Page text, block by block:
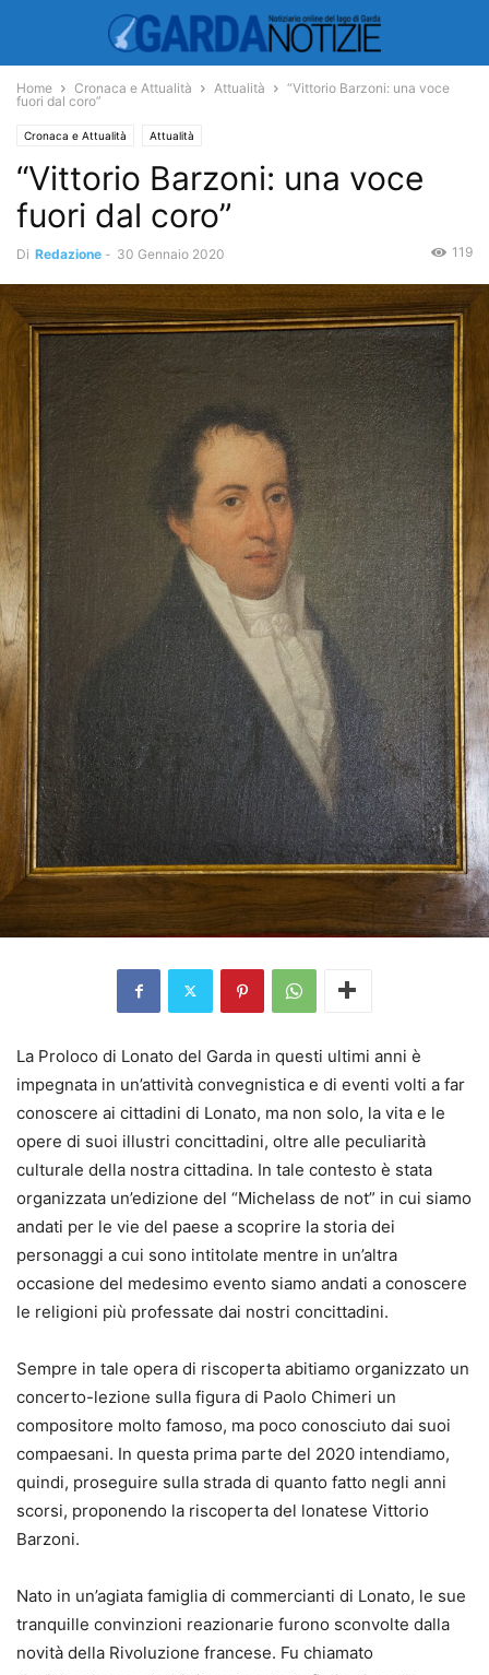
Home Cronaca e Attualità Attualità
“Vittorio Barzoni: una voce
fuori dal coro”
Cronaca e Attualità Attualità
“Vittorio Barzoni: una voce
fuori dal coro”
Di Redazione - 30 Gennaio 2020 119
La Proloco di Lonato del Garda in questi ultimi anni è
impegnata in un’attività convegnistica e di eventi volti a far
conoscere ai cittadini di Lonato, ma non solo, la vita e le
opere di suoi illustri concittadini, oltre alle peculiarità
culturale della nostra cittadina. In tale contesto è stata
organizzata un’edizione del “Michelass de not” in cui siamo
andati per le vie del paese a scoprire la storia dei
personaggi a cui sono intitolate mentre in un’altra
occasione del medesimo evento siamo andati a conoscere
le religioni più professate dai nostri concittadini.
Sempre in tale opera di riscoperta abitiamo organizzato un
concerto-lezione sulla figura di Paolo Chimeri un
compositore molto famoso, ma poco conosciuto dai suoi
compaesani. In questa prima parte del 2020 intendiamo,
quindi, proseguire sulla strada di quanto fatto negli anni
scorsi, proponendo la riscoperta del lonatese Vittorio
Barzoni.
Nato in un’agiata famiglia di commercianti di Lonato, le sue
tranquille convinzioni reazionarie furono sconvolte dalla
novità della Rivoluzione francese. Fu chiamato